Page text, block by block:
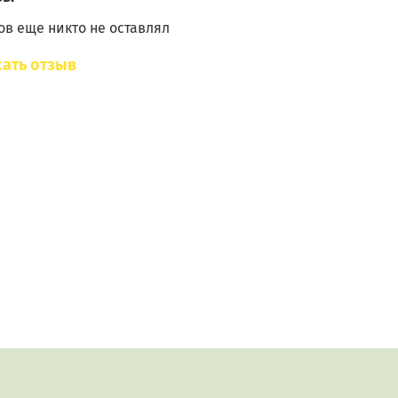
размер дубовой палочки - 10-15 мм
еще никто не оставлял
отзыв